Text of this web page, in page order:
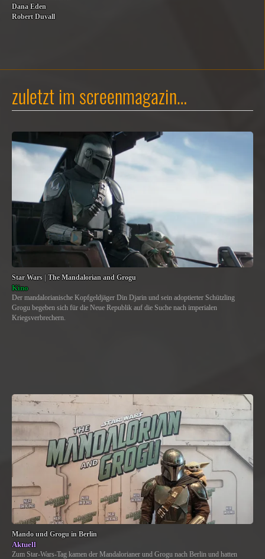
Dana Eden
Robert Duvall
zuletzt im screenmagazin…
Star Wars | The Mandalorian and Grogu
Kino
Der mandalorianische Kopfgeldjäger Din Djarin und sein adoptierter Schützling
Grogu begeben sich für die Neue Republik auf die Suche nach imperialen
Kriegsverbrechern.
Mando und Grogu in Berlin
Aktuell
Zum Star-Wars-Tag kamen der Mandalorianer und Grogu nach Berlin und hatten